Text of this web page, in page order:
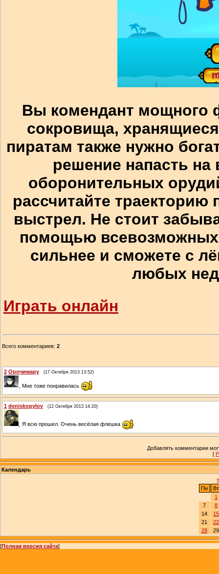
Вы комендант мощного
сокровища,
пиратам также нужно
решение напасть
оборонительных
рассчитайте траекторию
выстрел. Не стоит
помощью всевозможных
сильнее и сможете с
любых
Играть онлайн
Всего комментариев: 2
2 Орочимару (17 Октября 2013 13:52)
Мне тоже понравилась
1 deniskopylov (12 Октября 2013 14:20)
Я всю прошел. Очень весёлая флешка
Добавлять комментарии
[
Календарь
«
Пн
Вт
1
7
8
14
15
21
22
28
29
[Полная версия сайта]